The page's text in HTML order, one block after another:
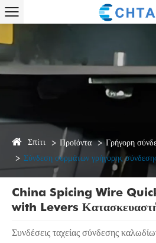
Σπίτι Προϊόντα
Γρήγορη
Σύνδεση συρμάτων γρήγορης
China Spicing Wire
with Levers
Συνδέσεις ταχείας σύνδεσης